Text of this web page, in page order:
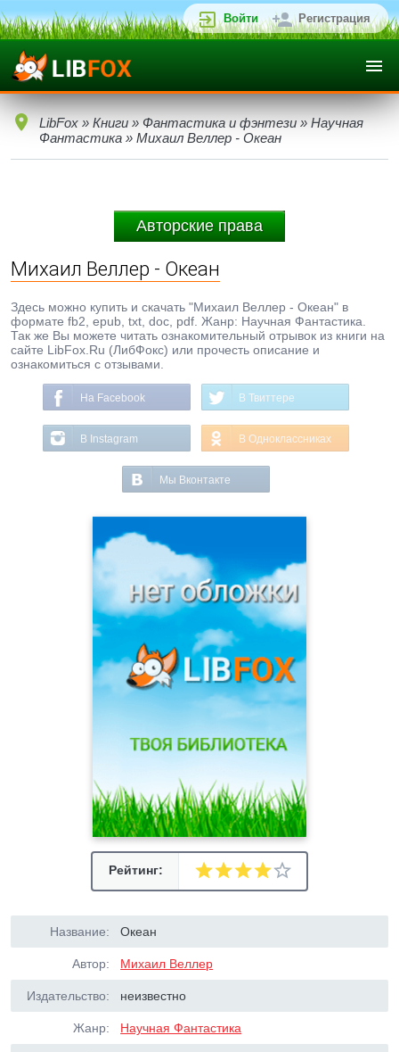
Войти Регистрация
LibFox » Книги » Фантастика и фэнтези » Научная
Фантастика » Михаил Веллер - Океан
Авторские права
Михаил Веллер - Океан
Здесь можно купить и скачать "Михаил Веллер - Океан" в
формате fb2, epub, txt, doc, pdf. Жанр: Научная Фантастика.
Так же Вы можете читать ознакомительный отрывок из книги на
сайте LibFox.Ru (ЛибФокс) или прочесть описание и
ознакомиться с отзывами.
На Facebook В Твиттере
В Instagram В Одноклассниках
Мы Вконтакте
Рейтинг:
Название: Океан
Автор: Михаил Веллер
Издательство: неизвестно
Жанр: Научная Фантастика